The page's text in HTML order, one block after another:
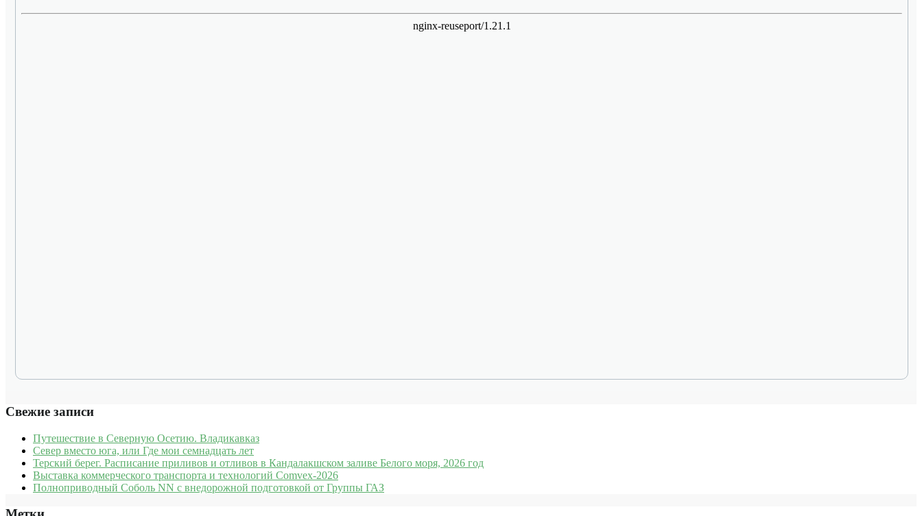
Свежие записи
Путешествие в Северную Осетию. Владикавказ
Север вместо юга, или Где мои семнадцать лет
Терский берег. Расписание приливов и отливов в Кандалакшском заливе Белого моря, 2026 год
Выставка коммерческого транспорта и технологий Comvex-2026
Полноприводный Соболь NN с внедорожной подготовкой от Группы ГАЗ